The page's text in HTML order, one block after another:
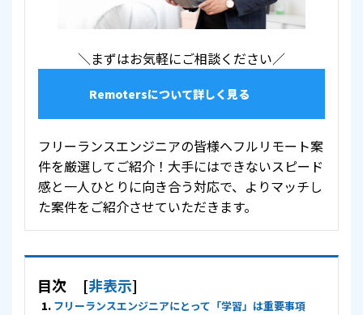
＼まずはお気軽にご相談ください／
Remotersについて詳しく見る
フリーランスエンジニアの皆様へフルリモート案
件を厳選してご紹介！大手にはできないスピード
感と一人ひとりに向き合う対応で、よりマッチし
た案件をご紹介させていただきます。
目次 [非表示]
フリーランスエンジニアにとって「学習」は重要事項